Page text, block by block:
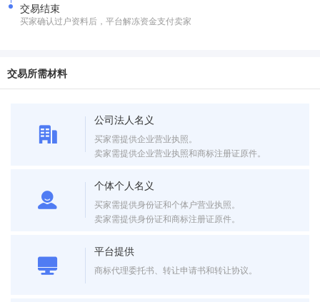
交易结束
买家确认过户资料后，平台解冻资金支付卖家
交易所需材料
公司法人名义
买家需提供企业营业执照。
卖家需提供企业营业执照和商标注册证原件。
个体个人名义
买家需提供身份证和个体户营业执照。
卖家需提供身份证和商标注册证原件。
平台提供
商标代理委托书、转让申请书和转让协议。